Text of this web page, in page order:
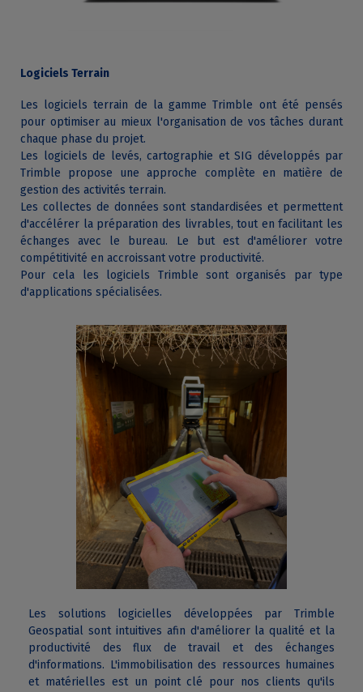
Logiciels Terrain
Les logiciels terrain de la gamme Trimble ont été pensés
pour optimiser au mieux l'organisation de vos tâches durant
chaque phase du projet.
Les logiciels de levés, cartographie et SIG développés par
Trimble propose une approche complète en matière de
gestion des activités terrain.
Les collectes de données sont standardisées et permettent
d'accélérer la préparation des livrables, tout en facilitant les
échanges avec le bureau. Le but est d'améliorer votre
compétitivité en accroissant votre productivité.
Pour cela les logiciels Trimble sont organisés par type
d'applications spécialisées.
Les solutions logicielles développées par Trimble
Geospatial sont intuitives afin d'améliorer la qualité et la
productivité des flux de travail et des échanges
d'informations. L'immobilisation des ressources humaines
et matérielles est un point clé pour nos clients qu'ils